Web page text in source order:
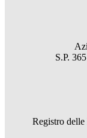
S.P.
Registro